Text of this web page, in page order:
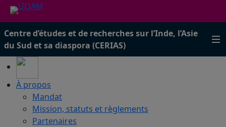
Centre d’études et de recherches sur l’Inde, l’Asie
du Sud et sa diaspora (CERIAS)
À propos
Mandat
Mission, statuts et règlements
Partenaires